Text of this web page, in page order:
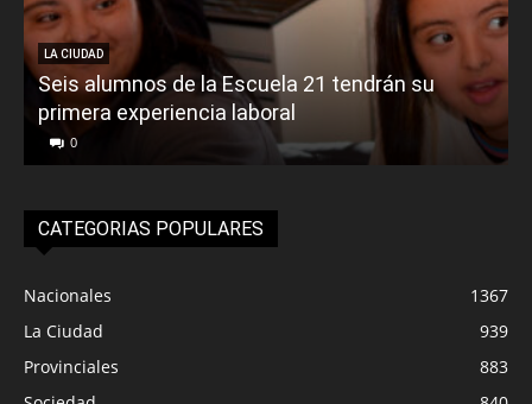
LA CIUDAD
Seis alumnos de la Escuela 21 tendrán su
primera experiencia laboral
0
CATEGORIAS POPULARES
Nacionales
1367
La Ciudad
939
Provinciales
883